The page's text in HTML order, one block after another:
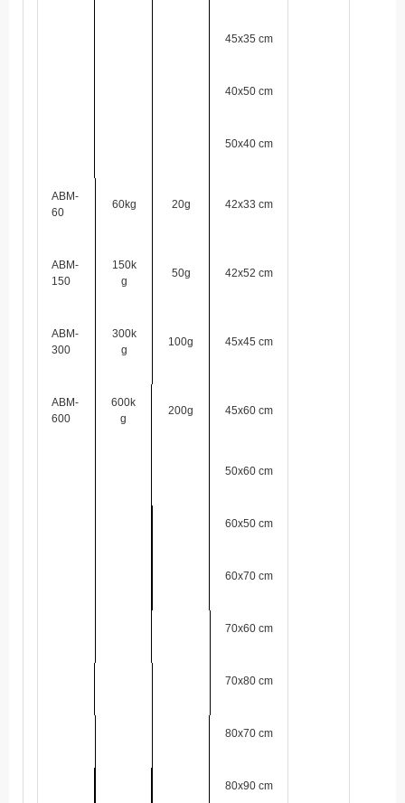
45x35 cm
40x50 cm
50x40 cm
ABM-
60
60kg 20g 42x33 cm
ABM-
150
150k
g
50g 42x52 cm
ABM-
300
300k
g
100g 45x45 cm
ABM-
600
600k
g
200g 45x60 cm
50x60 cm
60x50 cm
60x70 cm
70x60 cm
70x80 cm
80x70 cm
80x90 cm